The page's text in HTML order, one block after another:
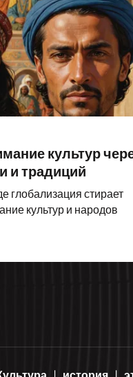
культур
и традиций
глобализация стирает
культур и народов